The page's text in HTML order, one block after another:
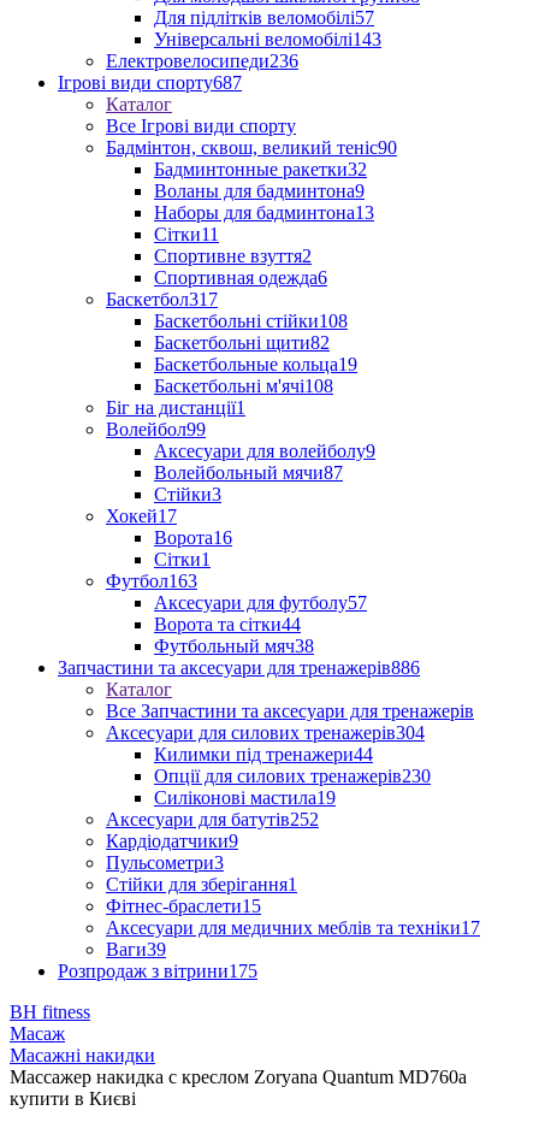
Для підлітків веломобілі57
Універсальні веломобілі143
Електровелосипеди236
Ігрові види спорту687
Каталог
Все Ігрові види спорту
Бадмінтон, сквош, великий теніс90
Бадминтонные ракетки32
Воланы для бадминтона9
Наборы для бадминтона13
Сітки11
Спортивне взуття2
Спортивная одежда6
Баскетбол317
Баскетбольні стійки108
Баскетбольні щити82
Баскетбольные кольца19
Баскетбольні м'ячі108
Біг на дистанції1
Волейбол99
Аксесуари для волейболу9
Волейбольный мячи87
Стійки3
Хокей17
Ворота16
Сітки1
Футбол163
Аксесуари для футболу57
Ворота та сітки44
Футбольный мяч38
Запчастини та аксесуари для тренажерів886
Каталог
Все Запчастини та аксесуари для тренажерів
Аксесуари для силових тренажерів304
Килимки під тренажери44
Опції для силових тренажерів230
Силіконові мастила19
Аксесуари для батутів252
Кардіодатчики9
Пульсометри3
Стійки для зберігання1
Фітнес-браслети15
Аксесуари для медичних меблів та техніки17
Ваги39
Розпродаж з вітрини175
BH fitness
Масаж
Масажні накидки
Массажер накидка с креслом Zoryana Quantum MD760a
купити в Києві